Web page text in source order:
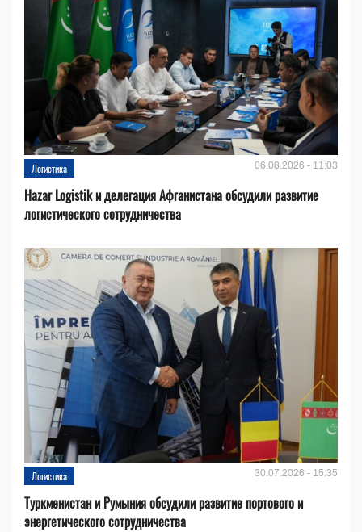
Логистика 06.08.2026 - 11:03
Hazar Logistik и делегация Афганистана обсудили развитие
логистического сотрудничества
Логистика 30.07.2026 - 15:35
Туркменистан и Румыния обсудили развитие портового и
энергетического сотрудничества